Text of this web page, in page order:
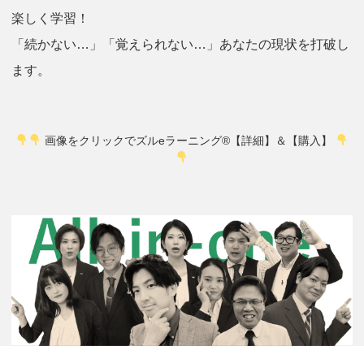
楽しく学習！
「続かない…」「覚えられない…」あなたの現状を打破し
ます。
画像をクリックでズルeラーニング®【詳細】＆【購入】